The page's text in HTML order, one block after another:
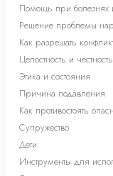
Помощь при болезнях
Решение проблемы
Как разрешать
Целостность и честность
Этика и состояния
Причина подавления
Как противостоять
Супружество
Дети
Инструменты для